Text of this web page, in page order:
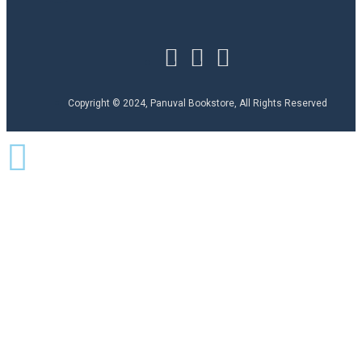
Copyright © 2024, Panuval Bookstore, All Rights Reserved